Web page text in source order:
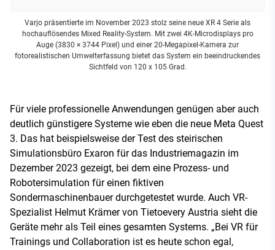
Varjo präsentierte im November 2023 stolz seine neue XR 4 Serie als
hochauflösendes Mixed Reality-System. Mit zwei 4K-Microdisplays pro
Auge (3830 × 3744 Pixel) und einer 20-Megapixel-Kamera zur
fotorealistischen Umwelterfassung bietet das System ein beeindruckendes
Sichtfeld von 120 x 105 Grad.
Für viele professionelle Anwendungen genügen aber auch
deutlich günstigere Systeme wie eben die neue Meta Quest
3. Das hat beispielsweise der Test des steirischen
Simulationsbüro Exaron für das Industriemagazin im
Dezember 2023 gezeigt, bei dem eine Prozess- und
Robotersimulation für einen fiktiven
Sondermaschinenbauer durchgetestet wurde. Auch VR-
Spezialist Helmut Krämer von Tietoevery Austria sieht die
Geräte mehr als Teil eines gesamten Systems. „Bei VR für
Trainings und Collaboration ist es heute schon egal,